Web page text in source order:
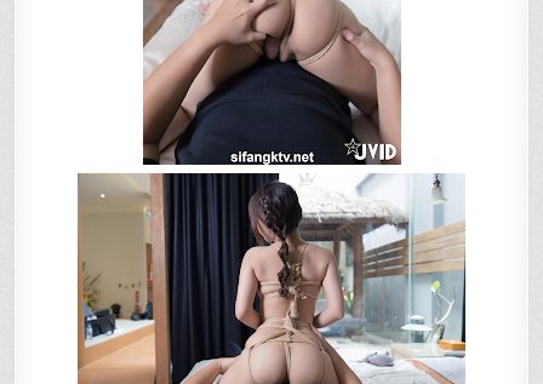
縛
の
強
制
潮
吹